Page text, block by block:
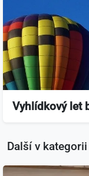
Vyhlídkový let
Další v kategorii